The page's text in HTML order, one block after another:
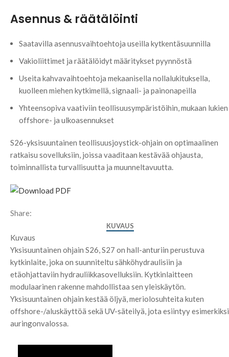
Asennus & räätälöinti
Saatavilla asennusvaihtoehtoja useilla kytkentäsuunnilla
Vakioliittimet ja räätälöidyt määritykset pyynnöstä
Useita kahvavaihtoehtoja mekaanisella nollalukituksella,
kuolleen miehen kytkimellä, signaali- ja painonapeilla
Yhteensopiva vaativiin teollisuusympäristöihin, mukaan lukien
offshore- ja ulkoasennukset
S26-yksisuuntainen teollisuusjoystick-ohjain on optimaalinen
ratkaisu sovelluksiin, joissa vaaditaan kestävää ohjausta,
toiminnallista turvallisuutta ja muunneltavuutta.
Share:
KUVAUS
Kuvaus
Yksisuuntainen ohjain S26, S27 on hall-anturiin perustuva
kytkinlaite, joka on suunniteltu sähköhydraulisiin ja
etäohjattaviin hydrauliikkasovelluksiin. Kytkinlaitteen
modulaarinen rakenne mahdollistaa sen yleiskäytön.
Yksisuuntainen ohjain kestää öljyä, meriolosuhteita kuten
offshore-/aluskäyttöä sekä UV-säteilyä, jota esiintyy esimerkiksi
auringonvalossa.